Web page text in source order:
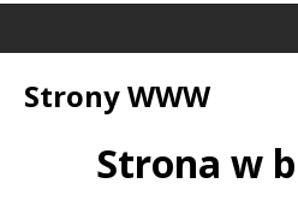
Strony WWW
Strona w